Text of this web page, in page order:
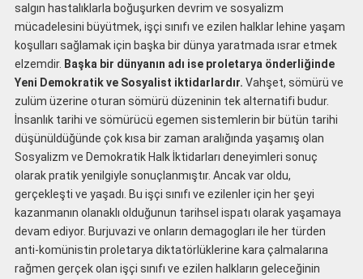
salgın hastalıklarla boğuşurken devrim ve sosyalizm
mücadelesini büyütmek, işçi sınıfı ve ezilen halklar lehine yaşam
koşulları sağlamak için başka bir dünya yaratmada ısrar etmek
elzemdir. Başka bir dünyanın adı ise proletarya önderliğinde
Yeni Demokratik ve Sosyalist iktidarlardır. Vahşet, sömürü ve
zulüm üzerine oturan sömürü düzeninin tek alternatifi budur.
İnsanlık tarihi ve sömürücü egemen sistemlerin bir bütün tarihi
düşünüldüğünde çok kısa bir zaman aralığında yaşamış olan
Sosyalizm ve Demokratik Halk İktidarları deneyimleri sonuç
olarak pratik yenilgiyle sonuçlanmıştır. Ancak var oldu,
gerçekleşti ve yaşadı. Bu işçi sınıfı ve ezilenler için her şeyi
kazanmanın olanaklı olduğunun tarihsel ispatı olarak yaşamaya
devam ediyor. Burjuvazi ve onların demagogları ile her türden
anti-komünistin proletarya diktatörlüklerine kara çalmalarına
rağmen gerçek olan işçi sınıfı ve ezilen halkların geleceğinin